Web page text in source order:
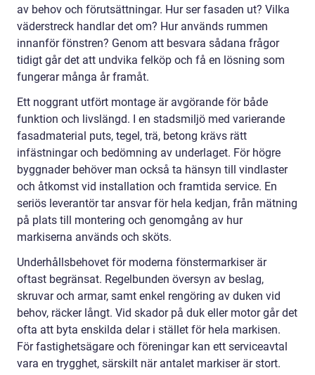
av behov och förutsättningar. Hur ser fasaden ut? Vilka
väderstreck handlar det om? Hur används rummen
innanför fönstren? Genom att besvara sådana frågor
tidigt går det att undvika felköp och få en lösning som
fungerar många år framåt.
Ett noggrant utfört montage är avgörande för både
funktion och livslängd. I en stadsmiljö med varierande
fasadmaterial puts, tegel, trä, betong krävs rätt
infästningar och bedömning av underlaget. För högre
byggnader behöver man också ta hänsyn till vindlaster
och åtkomst vid installation och framtida service. En
seriös leverantör tar ansvar för hela kedjan, från mätning
på plats till montering och genomgång av hur
markiserna används och sköts.
Underhållsbehovet för moderna fönstermarkiser är
oftast begränsat. Regelbunden översyn av beslag,
skruvar och armar, samt enkel rengöring av duken vid
behov, räcker långt. Vid skador på duk eller motor går det
ofta att byta enskilda delar i stället för hela markisen.
För fastighetsägare och föreningar kan ett serviceavtal
vara en trygghet, särskilt när antalet markiser är stort.